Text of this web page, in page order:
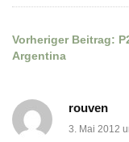
Vorheriger Beitrag:
Argentina
rouven
3. Mai 2012